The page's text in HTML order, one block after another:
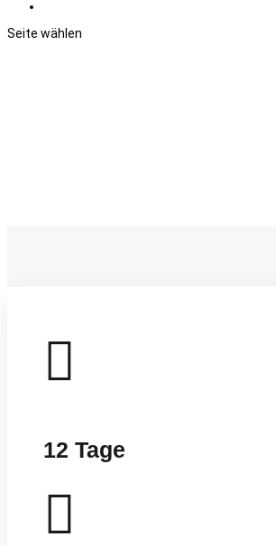
Seite wählen

12 Tage
